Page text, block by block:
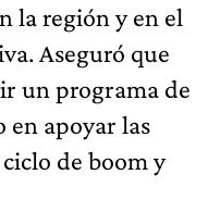
la región y en el
Aseguró que
un programa de
en apoyar las
de boom y